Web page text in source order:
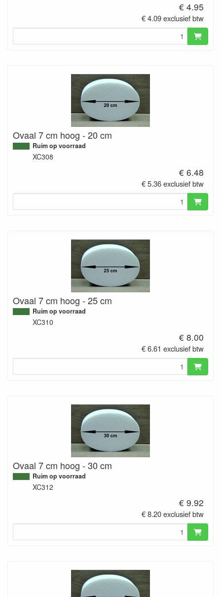
€ 4.95
€ 4.09 exclusief btw
Ovaal 7 cm hoog - 20 cm
Ruim op voorraad
XC308
€ 6.48
€ 5.36 exclusief btw
Ovaal 7 cm hoog - 25 cm
Ruim op voorraad
XC310
€ 8.00
€ 6.61 exclusief btw
Ovaal 7 cm hoog - 30 cm
Ruim op voorraad
XC312
€ 9.92
€ 8.20 exclusief btw